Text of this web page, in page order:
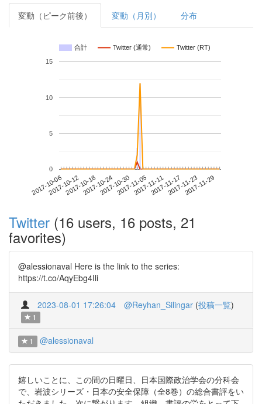
変動（ピーク前後） 変動（月別） 分布
合計 Twitter (通常) Twitter (RT)
2017-10-062017-10-122017-10-182017-10-242017-10-302017-11-052017-11-112017-11-172017-11-232017-11-29
0
5
10
15
Twitter (16 users, 16 posts, 21
favorites)
@alessionaval Here is the link to the series:
https://t.co/AqyEbg4Ili
2023-08-01 17:26:04 @Reyhan_Silingar (投稿一覧)
1
1 @alessionaval
嬉しいことに、この間の日曜日、日本国際政治学会の分科会
で、岩波シリーズ・日本の安全保障（全8巻）の総合書評をい